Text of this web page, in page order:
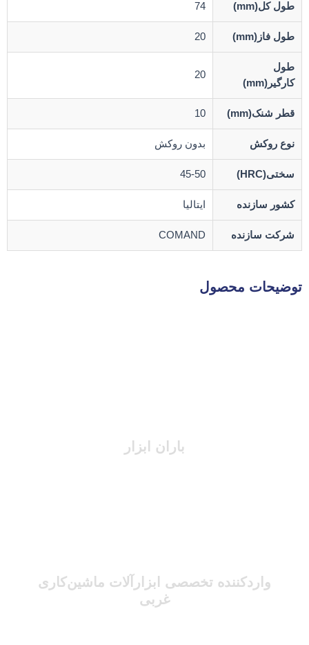
طول کل(mm) 74
طول فاز(mm) 20
طول
کارگیر(mm)
20
قطر شنک(mm) 10
نوع روکش بدون روکش
سختی(HRC) 45-50
کشور سازنده ایتالیا
شرکت سازنده COMAND
توضیحات محصول
باران ابزار
واردکننده تخصصی ابزارآلات ماشین‌کاری
غربی